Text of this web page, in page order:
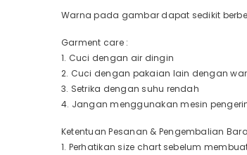
Warna pada gambar dapat sedikit
Garment care :
1. Cuci dengan air dingin
2. Cuci dengan pakaian lain dengan
3. Setrika dengan suhu rendah
4. Jangan menggunakan mesin
Ketentuan Pesanan & Pengembalian
1. Perhatikan size chart sebelum